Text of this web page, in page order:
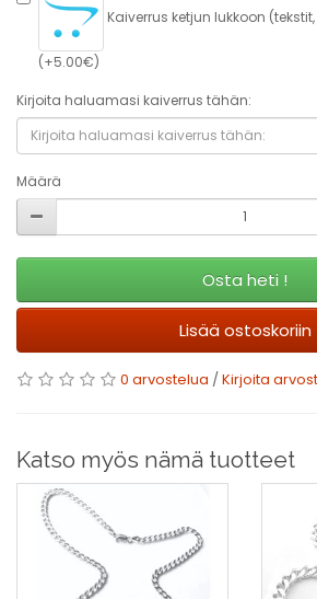
Kaiverrus ketjun lukkoon
(+5.00€)
Kirjoita haluamasi kaiverrus tähän:
Määrä
Osta heti !
Lisää ostoskoriin
0 arvostelua /Kirjoita
Katso myös nämä tuotteet